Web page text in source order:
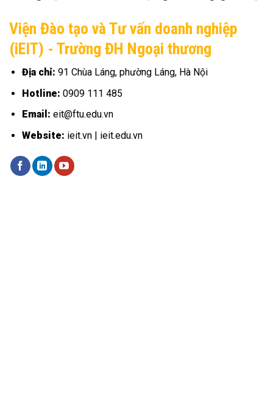
Viện Đào tạo và Tư vấn doanh nghiệp
(iEIT) - Trường ĐH Ngoại thương
Địa chỉ: 91 Chùa Láng, phường Láng, Hà Nội
Hotline: 0909 111 485
Email: eit@ftu.edu.vn
Website: ieit.vn | ieit.edu.vn